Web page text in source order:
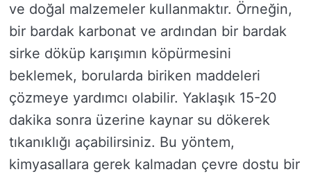
ve doğal malzemeler kullanmaktır. Örneğin,
bir bardak karbonat ve ardından bir bardak
sirke döküp karışımın köpürmesini
beklemek, borularda biriken maddeleri
çözmeye yardımcı olabilir. Yaklaşık 15-20
dakika sonra üzerine kaynar su dökerek
tıkanıklığı açabilirsiniz. Bu yöntem,
kimyasallara gerek kalmadan çevre dostu bir